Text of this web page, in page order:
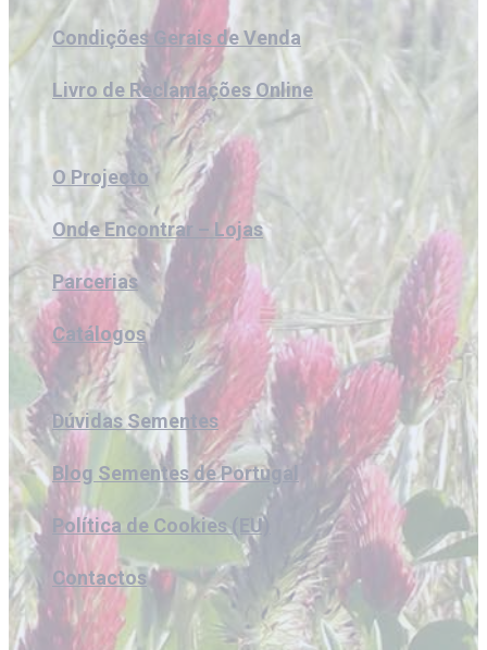
Condições Gerais de Venda
Livro de Reclamações Online
O Projecto
Onde Encontrar – Lojas
Parcerias
Catálogos
Dúvidas Sementes
Blog Sementes de Portugal
Política de Cookies (EU)
Contactos